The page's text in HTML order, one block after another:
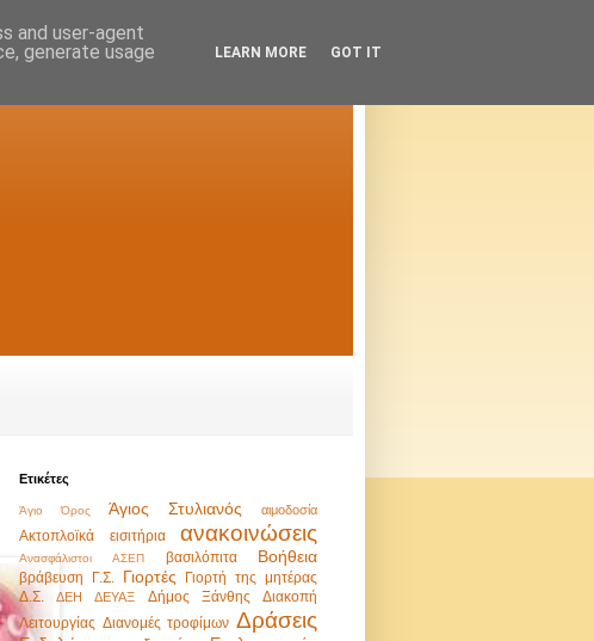
Ετικέτες
Άγιο Όρος Άγιος Στυλιανός αιμοδοσία
Ακτοπλοϊκά εισιτήρια ανακοινώσεις
Ανασφάλιστοι ΑΣΕΠ βασιλόπιτα Βοήθεια
βράβευση Γ.Σ. Γιορτές
Γιορτή της μητέρας
Δ.Σ.
ΔΕΗ ΔΕΥΑΞ Δήμος Ξάνθης
Διακοπή
Λειτουργίας Διανομές τροφίμων Δράσεις
and user-agent
generate usage
LEARN MORE GOT IT